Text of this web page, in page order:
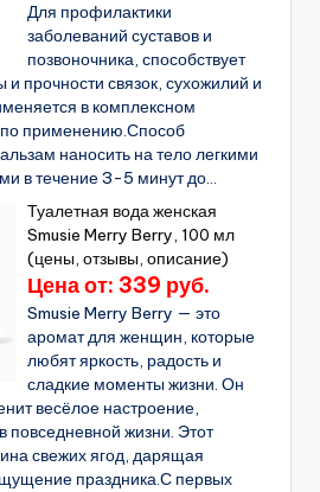
Для профилактики
заболеваний суставов и
позвоночника, способствует
прочности связок, сухожилий и
в комплексном
применению.Способ
наносить на тело легкими
в течение 3-5 минут до...
Туалетная вода женская
Smusie Merry Berry, 100 мл
(цены, отзывы, описание)
Цена от: 339 руб.
Smusie Merry Berry — это
аромат для женщин, которые
любят яркость, радость и
сладкие моменты жизни. Он
весёлое настроение,
повседневной жизни. Этот
свежих ягод, дарящая
праздника.С первых